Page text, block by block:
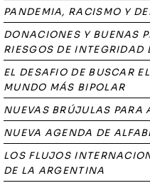
PANDEMIA, RACISMO Y
DONACIONES Y BUENAS
RIESGOS DE INTEGRIDAD
EL DESAFIO DE BUSCAR
MUNDO MÁS BIPOLAR
NUEVAS BRÚJULAS PARA
NUEVA AGENDA DE
LOS FLUJOS
DE LA ARGENTINA